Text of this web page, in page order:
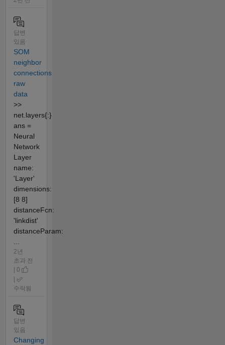
답변
있음
SOM
neighbor
connections
raw
data
>>
net.layers{:}
ans =
Neural
Network
Layer
name:
'Layer'
dimensions:
[8 8]
distanceFcn:
'linkdist'
distanceParam:
...
2년
초과 전
| 0
수락됨
답변
있음
Changing